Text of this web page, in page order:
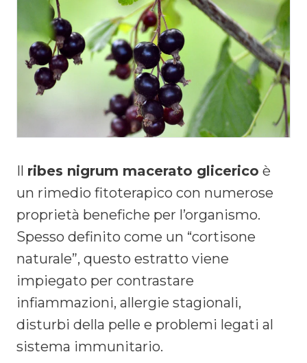
Il ribes nigrum macerato glicerico è
un rimedio fitoterapico con numerose
proprietà benefiche per l’organismo.
Spesso definito come un “cortisone
naturale”, questo estratto viene
impiegato per contrastare
infiammazioni, allergie stagionali,
disturbi della pelle e problemi legati al
sistema immunitario.